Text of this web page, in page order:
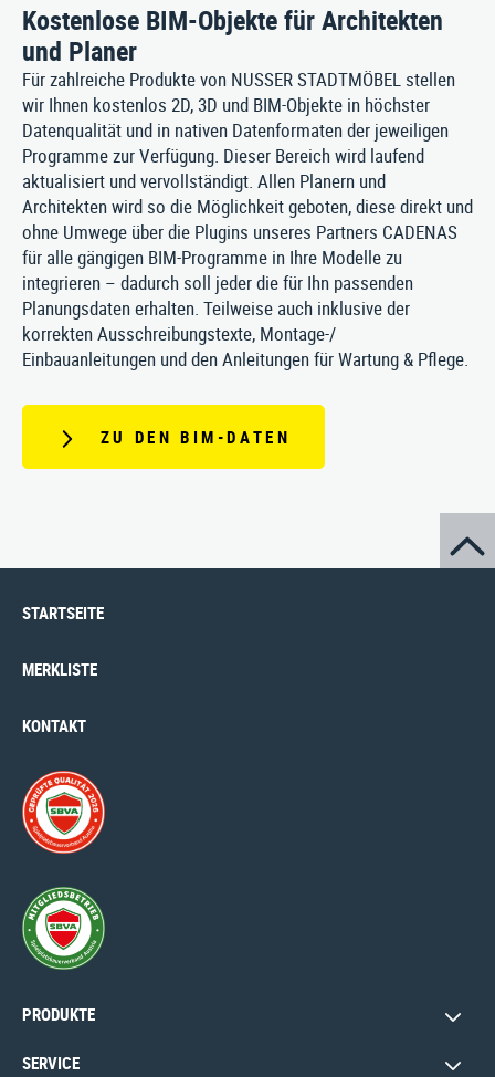
Kostenlose BIM-Objekte für Architekten
und Planer
Für zahlreiche Produkte von NUSSER STADTMÖBEL stellen
wir Ihnen kostenlos 2D, 3D und BIM-Objekte in höchster
Datenqualität und in nativen Datenformaten der jeweiligen
Programme zur Verfügung. Dieser Bereich wird laufend
aktualisiert und vervollständigt. Allen Planern und
Architekten wird so die Möglichkeit geboten, diese direkt und
ohne Umwege über die Plugins unseres Partners CADENAS
für alle gängigen BIM-Programme in Ihre Modelle zu
integrieren – dadurch soll jeder die für Ihn passenden
Planungsdaten erhalten. Teilweise auch inklusive der
korrekten Ausschreibungstexte, Montage-/
Einbauanleitungen und den Anleitungen für Wartung & Pflege.
ZU DEN BIM-DATEN
STARTSEITE
MERKLISTE
KONTAKT
PRODUKTE
SERVICE